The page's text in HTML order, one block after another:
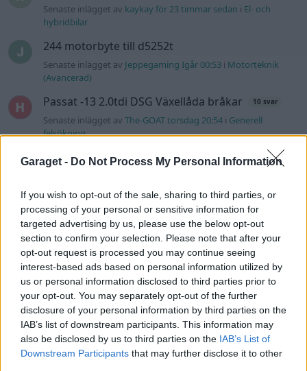
Garaget - Do Not Process My Personal Information
If you wish to opt-out of the sale, sharing to third parties, or
processing of your personal or sensitive information for
targeted advertising by us, please use the below opt-out
section to confirm your selection. Please note that after your
opt-out request is processed you may continue seeing
interest-based ads based on personal information utilized by
us or personal information disclosed to third parties prior to
your opt-out. You may separately opt-out of the further
disclosure of your personal information by third parties on the
IAB’s list of downstream participants. This information may
also be disclosed by us to third parties on the IAB’s List of
Downstream Participants that may further disclose it to other
Senaste inlägget av kaykay för 23 timmar sedan i El- och
hybridbilar
244 motorbyte till d5252t
Senaste inlägget av Jeppegaming Igår 00:53 i Motorteknik
(Avancerad)
Passat -13 2.0tdi DSG Växellåda bråkar 10 svar
Senaste inlägget avThe-GOAT torsdag 20:54 i Generell
felsökning
Man man ha mindre ström till
Motorvärmare?
4 svar
Senaste inlägget av BilFixare torsdag 14:37 i El- och hybridbilar
Inget bromstryck efter byte av bromsok
(Golf V 1.6)
Senaste inlägget avjaka54 torsdag 09:48iChassi, bromsar,
transmission och däck
Senaste projektinläggen
Puttelitens projekt Audi S2 Avant. Back
to basic. + garagefix.
900 svar
Senaste inlägget avPutteliten för 8 timmar sedaniProjekt
Volkswagen Golf MK4 v6 4motion OEM++